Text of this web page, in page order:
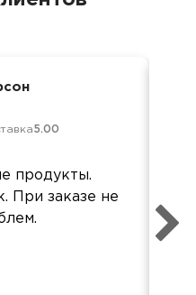
5.00
продукты.
При заказе не